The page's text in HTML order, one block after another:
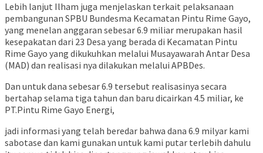
Lebih lanjut Ilham juga menjelaskan terkait pelaksanaan
pembangunan SPBU Bundesma Kecamatan Pintu Rime Gayo,
yang menelan anggaran sebesar 6.9 miliar merupakan hasil
kesepakatan dari 23 Desa yang berada di Kecamatan Pintu
Rime Gayo yang dikukuhkan melalui Musayawarah Antar Desa
(MAD) dan realisasi nya dilakukan melalui APBDes.
Dan untuk dana sebesar 6.9 tersebut realisasinya secara
bertahap selama tiga tahun dan baru dicairkan 4.5 miliar, ke
PT.Pintu Rime Gayo Energi,
jadi informasi yang telah beredar bahwa dana 6.9 milyar kami
sabotase dan kami gunakan untuk kami putar terlebih dahulu